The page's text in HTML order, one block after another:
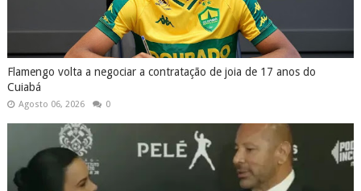
Flamengo volta a negociar a contratação de joia de 17 anos do
Cuiabá
Agosto 06, 2026 0